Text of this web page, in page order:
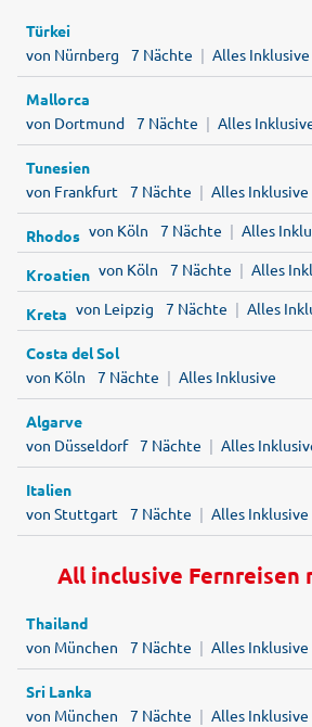
Türkei
von Nürnberg 7 Nächte | Alles Inklusive
Mallorca
von Dortmund 7 Nächte | Alles
Tunesien
von Frankfurt 7 Nächte | Alles Inklusive
Rhodos von Köln 7 Nächte | Alles
Kroatien von Köln 7 Nächte | Alles
Kreta von Leipzig 7 Nächte | Alles
Costa del Sol
von Köln 7 Nächte | Alles Inklusive
Algarve
von Düsseldorf 7 Nächte | Alles
Italien
von Stuttgart 7 Nächte | Alles Inklusive
All inclusive Fernreisen
Thailand
von München 7 Nächte | Alles Inklusive
Sri Lanka
von München 7 Nächte | Alles Inklusive